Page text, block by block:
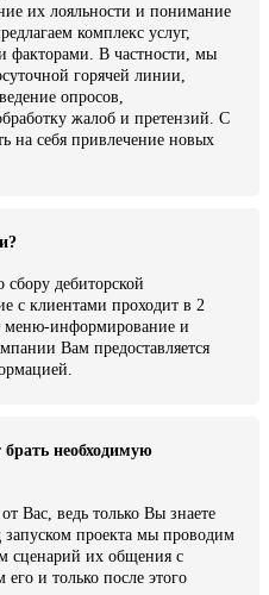
их лояльности и понимание
комплекс услуг,
факторами. В частности, мы
горячей линии,
опросов,
жалоб и претензий. С
на себя привлечение новых
дебиторской
с клиентами проходит в 2
меню-информирование и
Вам предоставляется
необходимую
Вас, ведь только Вы знаете
запуском проекта мы проводим
сценарий их общения с
и только после этого